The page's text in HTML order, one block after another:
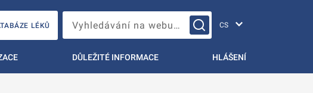
LÉKŮ Vyhledávání na webu…
DŮLEŽITÉ INFORMACE HLÁŠENÍ